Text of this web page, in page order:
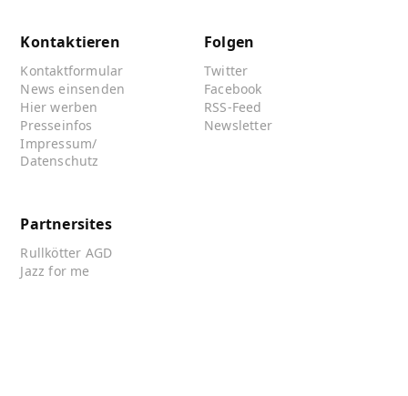
Kontaktieren
Kontaktformular
News einsenden
Hier werben
Presseinfos
Impressum/
Datenschutz
Folgen
Twitter
Facebook
RSS-Feed
Newsletter
Partnersites
Rullkötter AGD
Jazz for me